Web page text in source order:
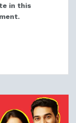
in this